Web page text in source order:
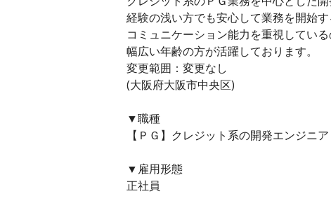
経験の浅い方でも安心して業務を開始す
コミュニケーション能力を重視してい
幅広い年齢の方が活躍しております。
変更範囲：変更なし
(大阪府大阪市中央区)
▼職種
【ＰＧ】クレジット系の開発エンジニ
▼雇用形態
正社員